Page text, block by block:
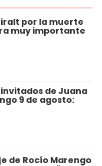
por la muerte
muy importante
de Juana
9 de agosto:
de Rocío Marengo